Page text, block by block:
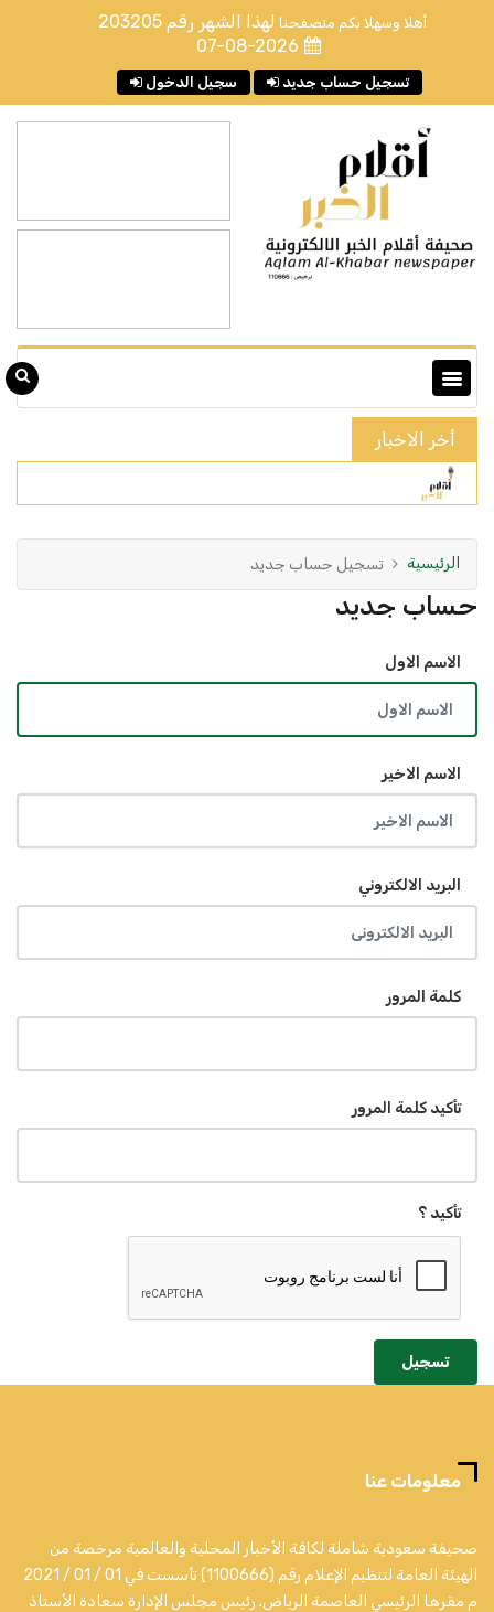
أهلا وسهلا بكم متصفحنا لهذا الشهر رقم 203205
07-08-2026
سجيل الدخول تسجيل حساب جديد
أخر الاخبار
الرئيسية تسجيل حساب جديد
حساب جديد
الاسم الاول
الاسم الاخير
البريد الالكتروني
كلمة المرور
تأكيد كلمة المرور
تأكيد ؟
تسجيل
معلومات عنا
صحيفة سعودية شاملة لكافة الأخبار المحلية والعالمية مرخصة من
الهيئة العامة لتنظيم الإعلام رقم (1100666) تأسست في 01 / 01 / 2021
م مقرها الرئيسي العاصمة الرياض. رئيس مجلس الإدارة سعادة الأستاذ